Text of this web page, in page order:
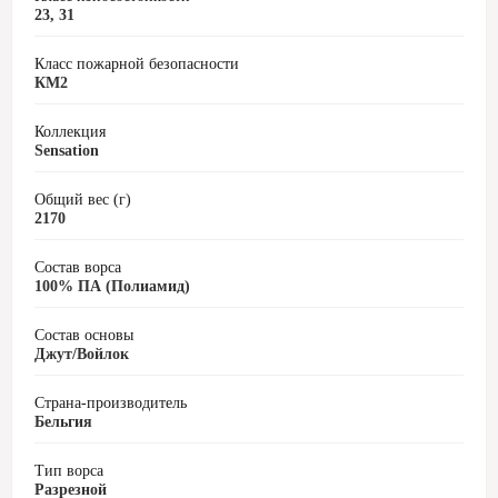
23, 31
Класс пожарной безопасности
КМ2
Коллекция
Sensation
Общий вес (г)
2170
Состав ворса
100% ПА (Полиамид)
Состав основы
Джут/Войлок
Страна-производитель
Бельгия
Тип ворса
Разрезной